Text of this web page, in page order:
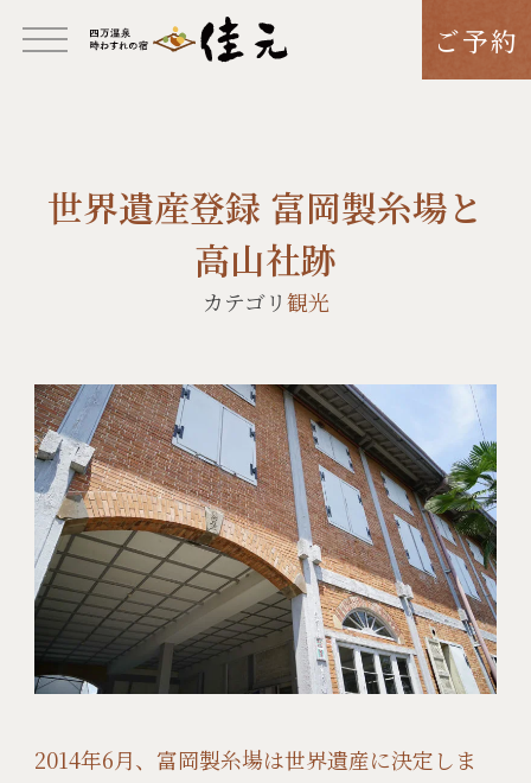
ご予約
世界遺産登録 富岡製糸場と
高山社跡
カテゴリ観光
2014年6月、富岡製糸場は世界遺産に決定しま